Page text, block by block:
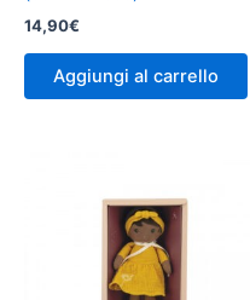
14,90€
Aggiungi al carrello